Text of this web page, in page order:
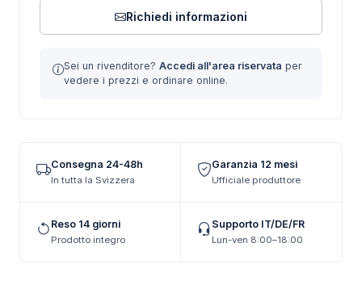
Richiedi informazioni
Sei un rivenditore? Accedi all'area riservata per
vedere i prezzi e ordinare online.
Consegna 24-48h
In tutta la Svizzera
Garanzia 12 mesi
Ufficiale produttore
Reso 14 giorni
Prodotto integro
Supporto IT/DE/FR
Lun-ven 8:00–18:00